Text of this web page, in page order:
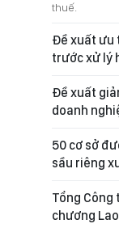
thuế.
Đề xuất ưu
trước xử lý
Đề xuất
doanh
50 cơ sở
sầu riêng
Tổng Công
chương